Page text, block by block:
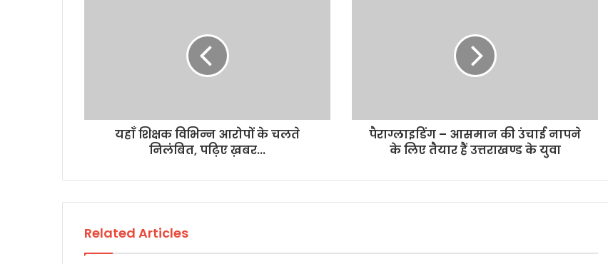
यहाँ शिक्षक विभिन्न आरोपों के चलते
निलंबित, पढ़िए ख़बर...
पैराग्लाइडिंग – आसमान की उंचाई नापने
के लिए तैयार हैं उत्तराखण्ड के युवा
Related Articles